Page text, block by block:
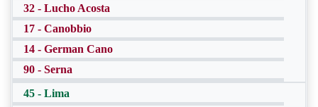
32 - Lucho Acosta
17 - Canobbio
14 - German Cano
90 - Serna
45 - Lima